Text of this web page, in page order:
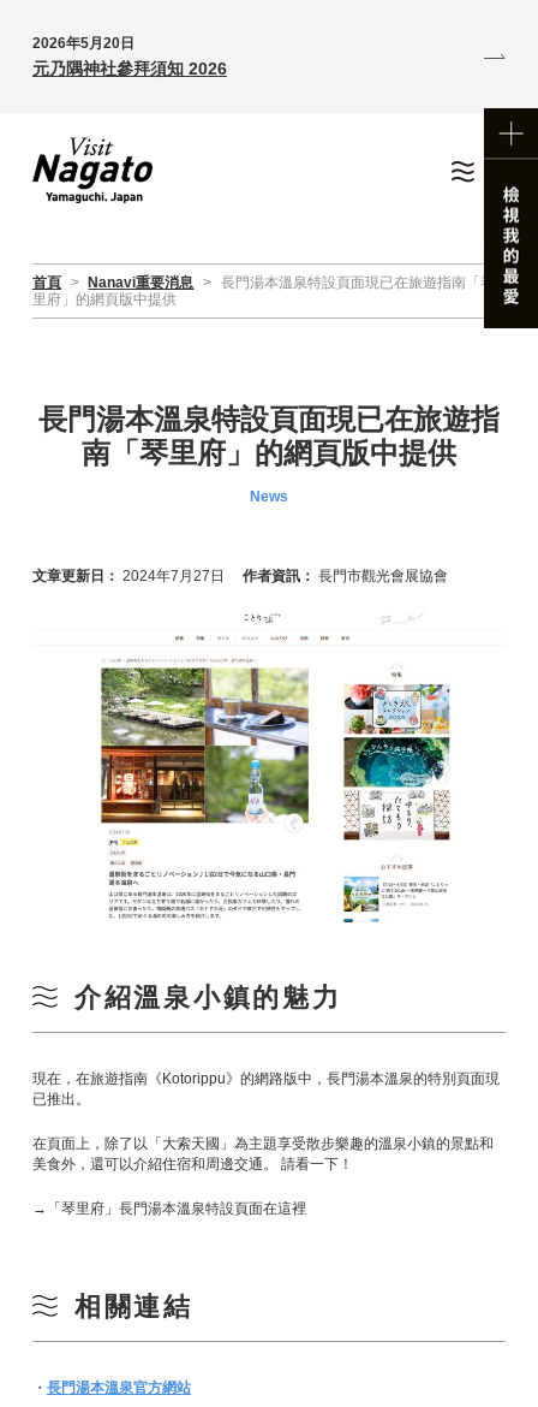
2026年5月20日
元乃隅神社參拜須知 2026
首頁 > Nanavi重要消息 > 長門湯本溫泉特設頁面現已在旅遊指南「琴
里府」的網頁版中提供
長門湯本溫泉特設頁面現已在旅遊指
南「琴里府」的網頁版中提供
News
文章更新日： 2024年7月27日 作者資訊： 長門市觀光會展協會
介紹溫泉小鎮的魅力
現在，在旅遊指南《Kotorippu》的網路版中，長門湯本溫泉的特別頁面現
已推出。
在頁面上，除了以「大索天國」為主題享受散步樂趣的溫泉小鎮的景點和
美食外，還可以介紹住宿和周邊交通。 請看一下！
→「琴里府」長門湯本溫泉特設頁面在這裡
相關連結
・ 長門湯本溫泉官方網站